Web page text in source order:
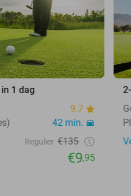
1 dag
9.7
42 min.
Regulier €135
€9,95